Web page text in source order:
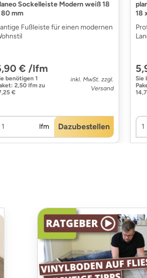
Sockelleiste Modern weiß 18
mm
Fußleiste für einen modernen
€ /lfm
benötigen 1
: 2,50 lfm zu
€
inkl. MwSt. zzgl.
Versand
lfm Dazubestellen
18
Sie